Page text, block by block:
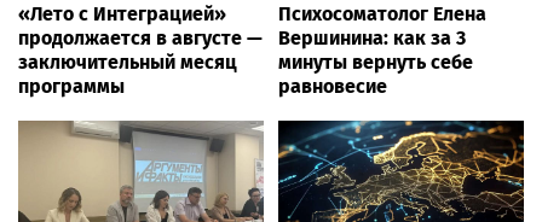
«Лето с Интеграцией»
продолжается в августе —
заключительный месяц
программы
Психосоматолог Елена
Вершинина: как за 3
минуты вернуть себе
равновесие